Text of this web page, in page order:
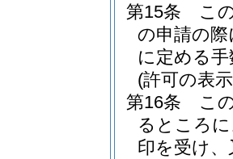
第15条
こ
の申請の際
に定める
(許可の表
第16条
こ
るところ
印を受け